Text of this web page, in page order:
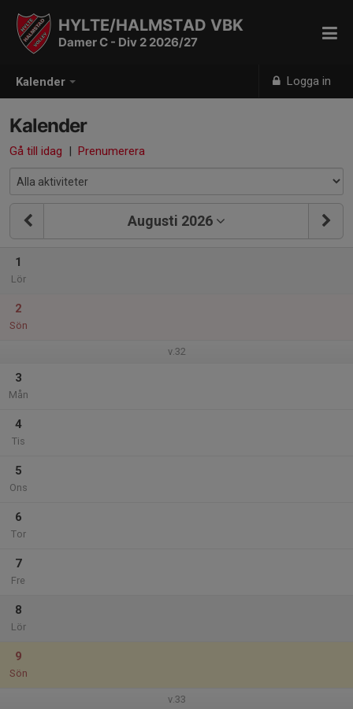
Kalender Logga in
HYLTE/HALMSTAD VBK
Damer C - Div 2 2026/27
Kalender
Gå till idag | Prenumerera
Augusti 2026
1
Lör
2
Sön
v.32
3
Mån
4
Tis
5
Ons
6
Tor
7
Fre
8
Lör
9
Sön
v.33